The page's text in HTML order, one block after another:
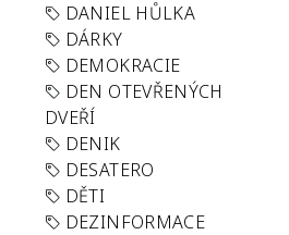
DANIEL HŮLKA
DÁRKY
DEMOKRACIE
DEN OTEVŘENÝCH
DVEŘÍ
DENIK
DESATERO
DĚTI
DEZINFORMACE